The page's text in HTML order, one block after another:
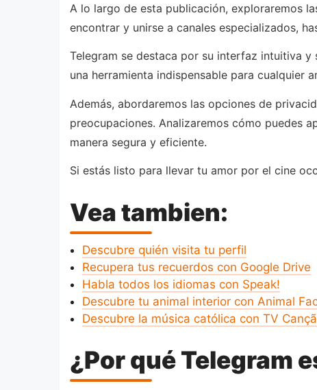
A lo largo de esta publicación, exploraremos
encontrar y unirse a canales especializados,
Telegram se destaca por su interfaz intuitiva
una herramienta indispensable para cualquier
Además, abordaremos las opciones de
preocupaciones. Analizaremos cómo puedes
manera segura y eficiente.
Si estás listo para llevar tu amor por el cine
Vea tambien:
Descubre quién visita tu perfil
Recupera tus recuerdos con Google Drive
Habla todos los idiomas con Speak!
Descubre tu animal interior con Animal
Descubre la música católica con TV
¿Por qué Telegram